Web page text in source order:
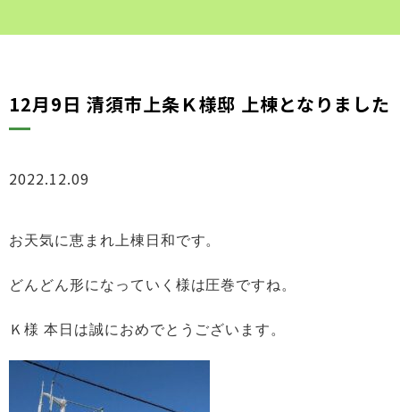
12月9日 清須市上条Ｋ様邸 上棟となりました
2022.12.09
お天気に恵まれ上棟日和です。
どんどん形になっていく様は圧巻ですね。
Ｋ様 本日は誠におめでとうございます。